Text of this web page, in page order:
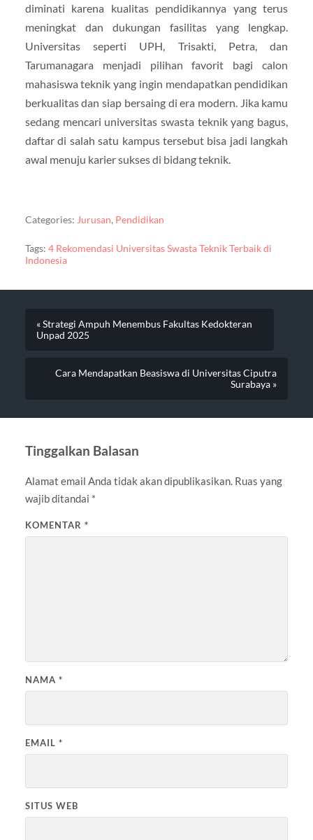
diminati karena kualitas pendidikannya yang terus
meningkat dan dukungan fasilitas yang lengkap.
Universitas seperti UPH, Trisakti, Petra, dan
Tarumanagara menjadi pilihan favorit bagi calon
mahasiswa teknik yang ingin mendapatkan pendidikan
berkualitas dan siap bersaing di era modern. Jika kamu
sedang mencari universitas swasta teknik yang bagus,
daftar di salah satu kampus tersebut bisa jadi langkah
awal menuju karier sukses di bidang teknik.
Categories: Jurusan, Pendidikan
Tags: 4 Rekomendasi Universitas Swasta Teknik Terbaik di
Indonesia
« Strategi Ampuh Menembus Fakultas Kedokteran
Unpad 2025
Cara Mendapatkan Beasiswa di Universitas Ciputra
Surabaya »
Tinggalkan Balasan
Alamat email Anda tidak akan dipublikasikan. Ruas yang
wajib ditandai *
KOMENTAR *
NAMA *
EMAIL *
SITUS WEB